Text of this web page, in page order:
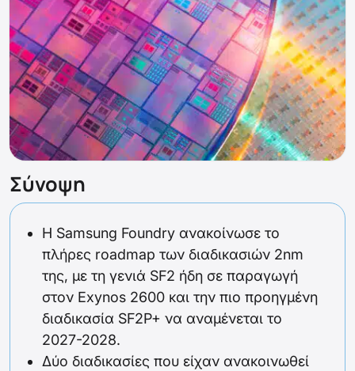
Σύνοψη
Η Samsung Foundry ανακοίνωσε το
πλήρες roadmap των διαδικασιών 2nm
της, με τη γενιά SF2 ήδη σε παραγωγή
στον Exynos 2600 και την πιο προηγμένη
διαδικασία SF2P+ να αναμένεται το
2027-2028.
Δύο διαδικασίες που είχαν ανακοινωθεί